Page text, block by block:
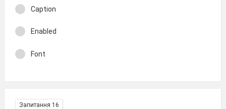
Caption
Enabled
Font
Запитання 16